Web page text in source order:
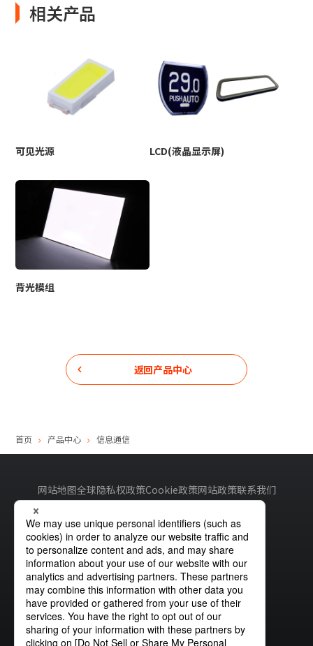
相关产品
可见光源 LCD(液晶显示屏)
背光模组
返回产品中心
首页 产品中心 信息通信
网站地图全球隐私权政策Cookie政策网站政策联系我们
沪ICP备19033726号-2
沪公网安备31010402335180号